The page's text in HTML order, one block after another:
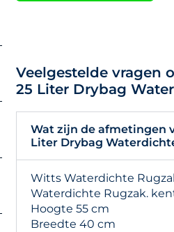
Veelgestelde vragen
25 Liter Drybag
Wat zijn de afmetingen
Liter Drybag
Witts Waterdichte
Waterdichte Rugzak.
Hoogte 55 cm
Breedte 40 cm